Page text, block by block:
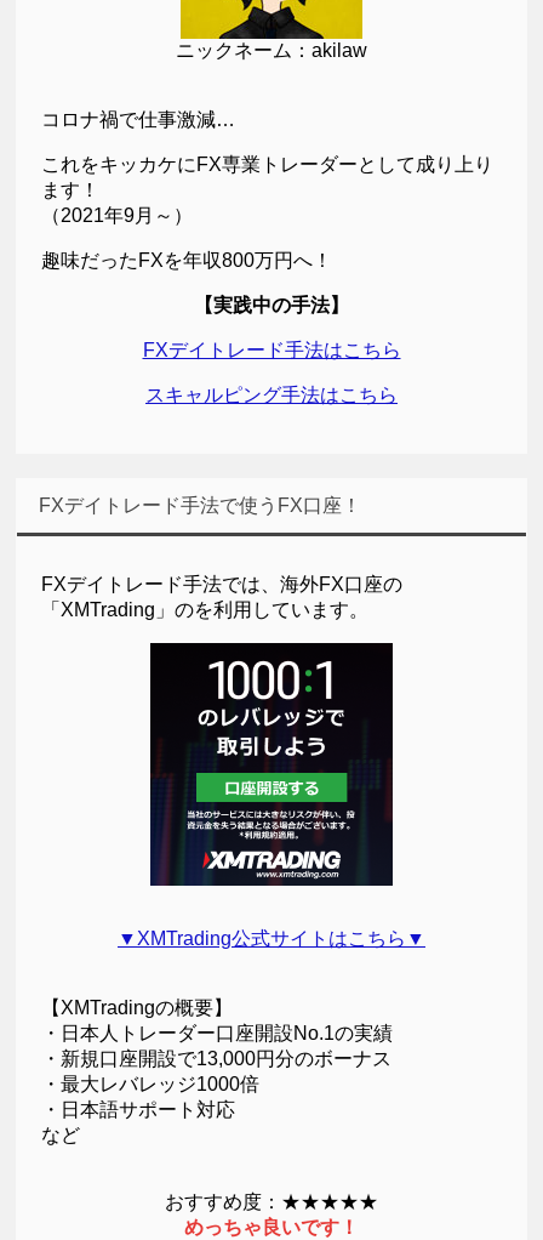
ニックネーム：akilaw
コロナ禍で仕事激減…
これをキッカケにFX専業トレーダーとして成り上り
ます！
（2021年9月～）
趣味だったFXを年収800万円へ！
【実践中の手法】
FXデイトレード手法はこちら
スキャルピング手法はこちら
FXデイトレード手法で使うFX口座！
FXデイトレード手法では、海外FX口座の
「XMTrading」のを利用しています。
▼XMTrading公式サイトはこちら▼
【XMTradingの概要】
・日本人トレーダー口座開設No.1の実績
・新規口座開設で13,000円分のボーナス
・最大レバレッジ1000倍
・日本語サポート対応
など
おすすめ度：★★★★★
めっちゃ良いです！